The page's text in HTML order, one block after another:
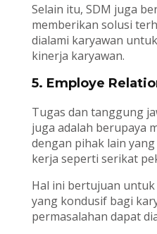
Selain itu, SDM juga
memberikan solusi
dialami karyawan
kinerja karyawan.
5. Employe
Tugas dan tanggung
juga adalah berupaya
dengan pihak lain
kerja seperti serikat
Hal ini bertujuan
yang kondusif bagi
permasalahan dapat